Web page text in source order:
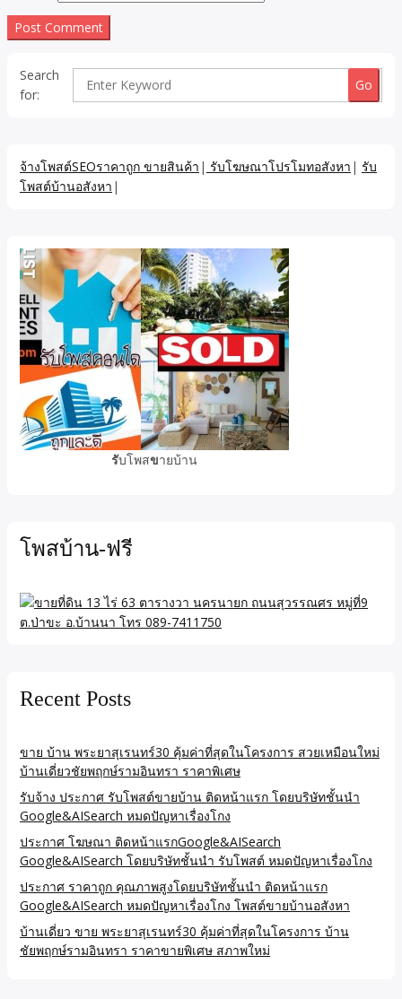
Search
for:
จ้างโพสต์SEOราคาถูก ขายสินค้า | รับโฆษณาโปรโมทอสังหา | รับ
โพสต์บ้านอสังหา |
รับโพสขายบ้าน
โพสบ้าน-ฟรี
Recent Posts
ขาย บ้าน พระยาสุเรนทร์30 คุ้มค่าที่สุดในโครงการ สวยเหมือนใหม่
บ้านเดี่ยวชัยพฤกษ์รามอินทรา ราคาพิเศษ
รับจ้าง ประกาศ รับโพสต์ขายบ้าน ติดหน้าแรก โดยบริษัทชั้นนำ
Google&AISearch หมดปัญหาเรื่องโกง
ประกาศ โฆษณา ติดหน้าแรกGoogle&AISearch
Google&AISearch โดยบริษัทชั้นนำ รับโพสต์ หมดปัญหาเรื่องโกง
ประกาศ ราคาถูก คุณภาพสูงโดยบริษัทชั้นนำ ติดหน้าแรก
Google&AISearch หมดปัญหาเรื่องโกง โพสต์ขายบ้านอสังหา
บ้านเดี่ยว ขาย พระยาสุเรนทร์30 คุ้มค่าที่สุดในโครงการ บ้าน
ชัยพฤกษ์รามอินทรา ราคาขายพิเศษ สภาพใหม่